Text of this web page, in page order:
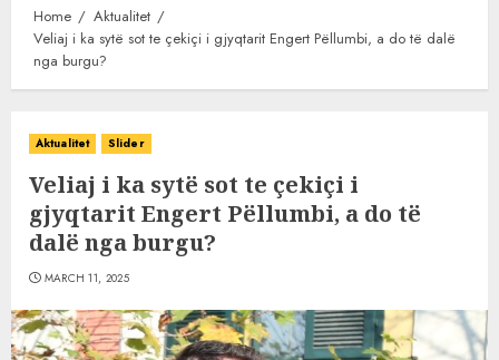
Home
Aktualitet
Veliaj i ka sytë sot te çekiçi i gjyqtarit Engert Pëllumbi, a do të dalë
nga burgu?
Aktualitet Slider
Veliaj i ka sytë sot te çekiçi i
gjyqtarit Engert Pëllumbi, a do të
dalë nga burgu?
MARCH 11, 2025